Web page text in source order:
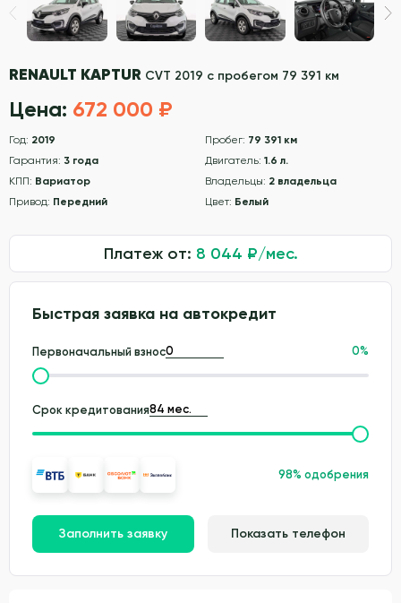
RENAULT KAPTUR CVT 2019 с пробегом 79 391 км
Цена: 672 000 ₽
Год: 2019 Пробег: 79 391 км
Гарантия: 3 года Двигатель: 1.6 л.
КПП: Вариатор Владельцы: 2 владельца
Привод: Передний Цвет: Белый
Платеж от: 8 044 ₽/мес.
Быстрая заявка на автокредит
Первоначальный взнос 0%
Срок кредитования
98% одобрения
Заполнить заявку Показать телефон